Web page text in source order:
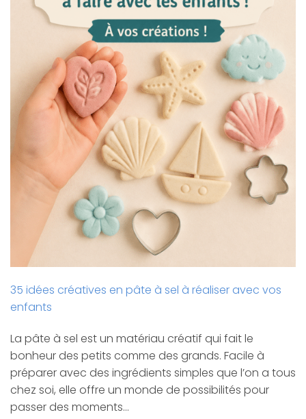
35 idées créatives en pâte à sel à réaliser avec vos
enfants
La pâte à sel est un matériau créatif qui fait le
bonheur des petits comme des grands. Facile à
préparer avec des ingrédients simples que l’on a tous
chez soi, elle offre un monde de possibilités pour
passer des moments…